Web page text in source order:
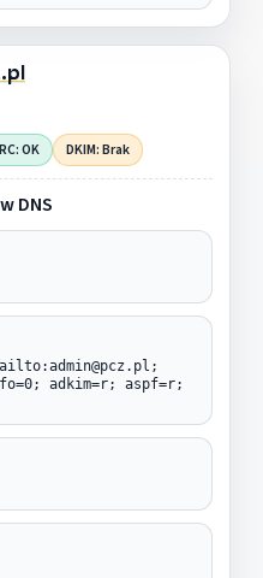
OK DKIM: Brak
DNS
adkim=r; aspf=r;